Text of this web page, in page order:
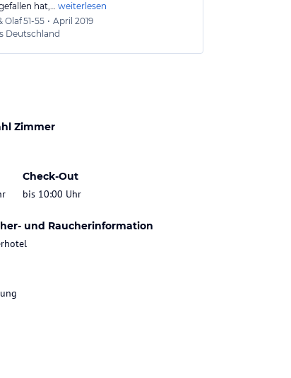
hat,… weiterlesen
Olaf51-55 • April 2019
Deutschland
Zimmer
Check-Out
bis 10:00 Uhr
und Raucherinformation